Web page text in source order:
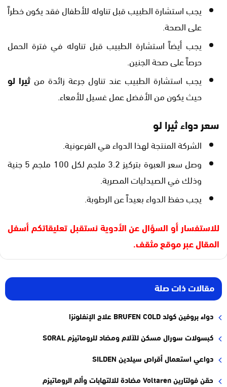
يجب استشارة الطبيب قبل تناوله للأطفال فقد يكون خطراً
على الصحة.
يجب أيضاً استشارة الطبيب قبل تناوله في فترة الحمل
حرصاً على صحة الجنين.
يجب استشارة الطبيب عند تناول جرعة زائدة من ثيرا لو
حيث يكون من الأفضل عمل غسيل للأمعاء.
سعر دواء ثيرا لو
الشركة المنتجة لهذا الدواء هي الفرعونية.
وصل سعر العبوة بتركيز 3.2 ملجم لكل 100 ملجم 5 جنية
وذلك في الصيدليات المصرية.
يجب حفظ الدواء بعيداً عن الرطوبة.
للاستفسار أو السؤال عن الأدوية نستقبل تعليقاتكم أسفل
المقال عبر موقع مثقف.
مقالات ذات صلة
دواء بروفين كولد BRUFEN COLD علاج الإنفلونزا
كبسولات سورال مسكن للآلام ومضاد للروماتيزم SORAL
دواعي استعمال أقراص سيلدين SILDEN
حقن فولتارين Voltaren مضادة للالتهابات وألم الروماتيزم